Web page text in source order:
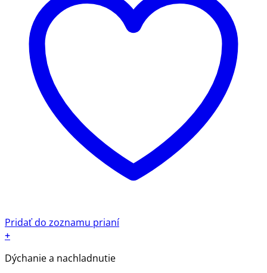
Pridať do zoznamu prianí
+
Dýchanie a nachladnutie